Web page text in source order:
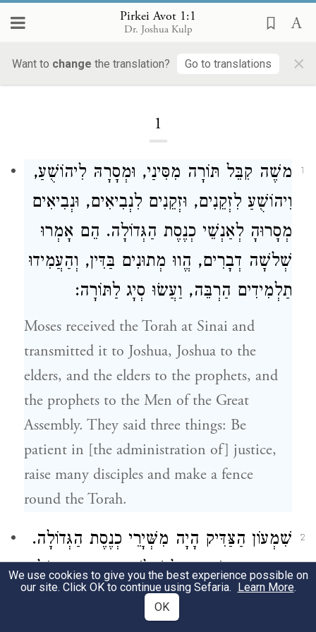
Pirkei Avot 1:1
Dr. Joshua Kulp
Want to change the translation? Go to translations ×
Pirkei Avot
1
1 משֶׁה קִבֵּל תּוֹרָה מִסִּינַי, וּמְסָרָהּ לִיהוֹשֻׁעַ,
וִיהוֹשֻׁעַ לִזְקֵנִים, וּזְקֵנִים לִנְבִיאִים, וּנְבִיאִים
מְסָרוּהָ לְאַנְשֵׁי כְנֶסֶת הַגְּדוֹלָה. הֵם אָמְרוּ
שְׁלשָׁה דְבָרִים, הֱווּ מְתוּנִים בַּדִּין, וְהַעֲמִידוּ
תַלְמִידִים הַרְבֵּה, וַעֲשׂוּ סְיָג לַתּוֹרָה:
Moses received the Torah at Sinai and
transmitted it to Joshua, Joshua to the
elders, and the elders to the prophets, and
the prophets to the Men of the Great
Assembly. They said three things: Be
patient in [the administration of] justice,
raise many disciples and make a fence
round the Torah.
2 שִׁמְעוֹן הַצַּדִּיק הָיָה מִשְּׁיָרֵי כְנֶסֶת הַגְּדוֹלָה.
הוּא הָיָה אוֹמֵר, עַל שְׁלשָׁה דְבָרִים הָעוֹלָם
עוֹמֵד, עַל הַתּוֹרָה וְעַל הָעֲבוֹדָה וְעַל
We use cookies to give you the best experience possible on
our site. Click OK to continue using Sefaria. Learn More.
OK